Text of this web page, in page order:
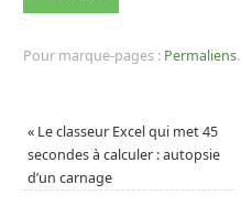
Pour marque-pages : Permaliens.
« Le classeur Excel qui met 45
secondes à calculer : autopsie
d’un carnage